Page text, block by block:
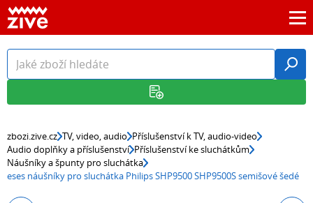
zbozi.zive.cz TV, video, audio Příslušenství k TV, audio-video
Audio doplňky a příslušenství Příslušenství ke sluchátkům
Náušníky a špunty pro sluchátka
eses náušníky pro sluchátka Philips SHP9500 SHP9500S semišové šedé